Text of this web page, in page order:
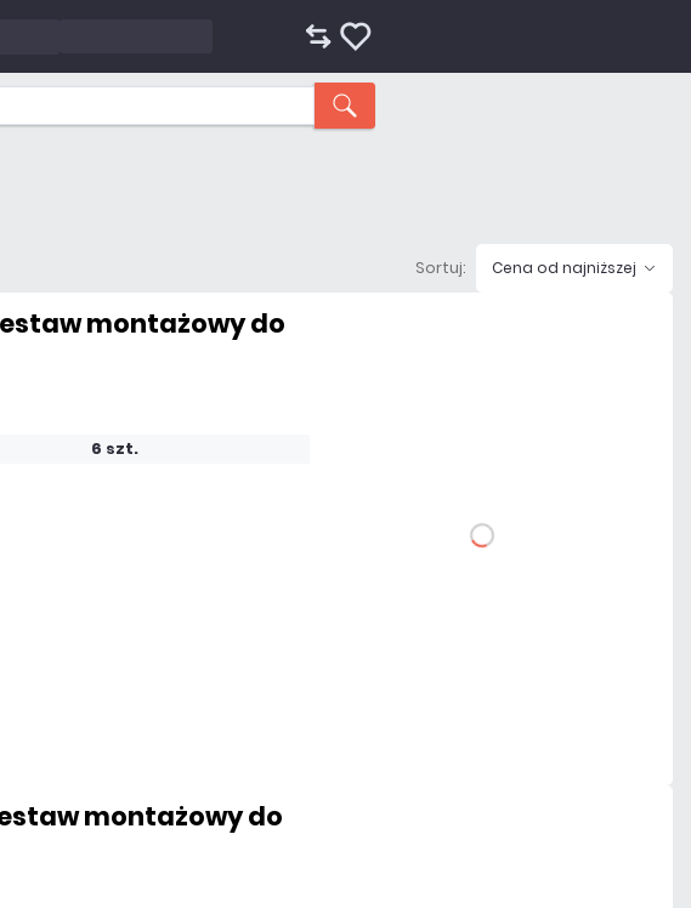
Sortuj: Cena od najniższej
montażowy do
6 szt.
DO KOSZYKA
montażowy do